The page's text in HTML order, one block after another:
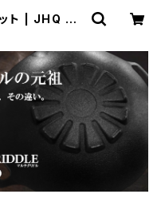
ト | JHQ SH